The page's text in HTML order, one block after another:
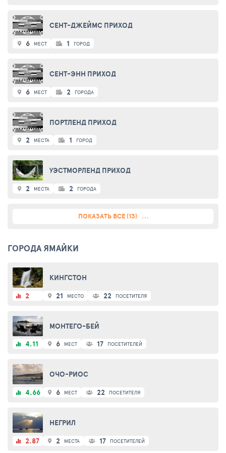
СЕНТ-ДЖЕЙМС ПРИХОД
6
МЕСТ 1 ГОРОД
СЕНТ-ЭНН ПРИХОД
6
МЕСТ 2 ГОРОДА
ПОРТЛЕНД ПРИХОД
2
МЕСТА 1 ГОРОД
УЭСТМОРЛЕНД ПРИХОД
2
МЕСТА 2 ГОРОДА
ПОКАЗАТЬ ВСЕ (13)
ГОРОДА ЯМАЙКИ
КИНГСТОН
21
МЕСТО 22 ПОСЕТИТЕЛЯ
2
МОНТЕГО-БЕЙ
6
МЕСТ 17 ПОСЕТИТЕЛЕЙ
4.11
ОЧО-РИОС
6
МЕСТ 22 ПОСЕТИТЕЛЯ
4.66
НЕГРИЛ
2
МЕСТА 17 ПОСЕТИТЕЛЕЙ
2.87